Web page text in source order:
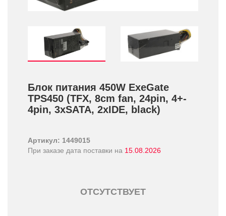
Блок питания 450W ExeGate
TPS450 (TFX, 8cm fan, 24pin, 4+­
4pin, 3xSATA, 2xIDE, black)
Артикул: 1449015
При заказе дата поставки на 15.08.2026
ОТСУТСТВУЕТ